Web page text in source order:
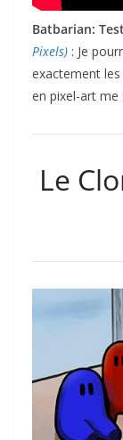
Batbarian:
Pixels) : Je
exactement
en pixel-art me
Le